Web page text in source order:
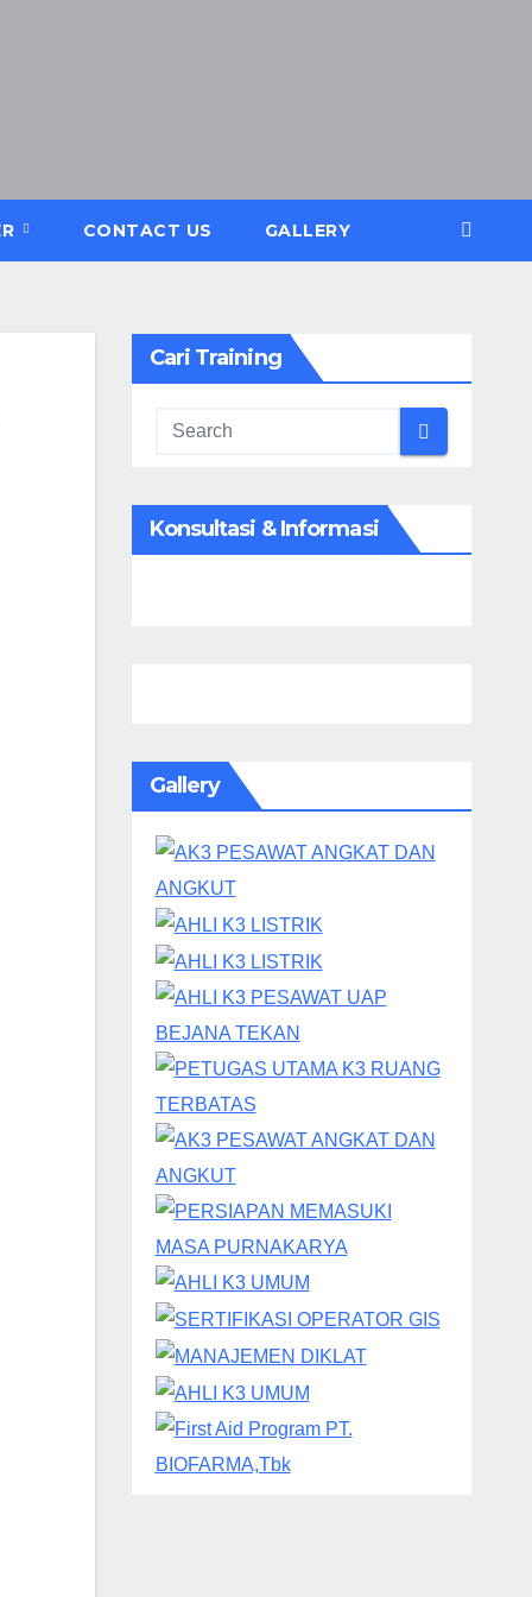
CONTACT US GALLERY
Cari Training
Konsultasi & Informasi
Gallery